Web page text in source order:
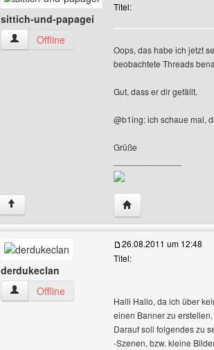
sittich-und-papagei
sittich-und-papagei Benutzer-Profile anzeigen
Offline
Titel:
Oops, das habe ich jetzt
beobachtete Threads
Gut, dass er dir gefällt.
@b1ing: ich schaue mal,
Grüße
↑ Website dieses
derdukeclan
derdukeclan Benutzer-Profile anzeigen
Offline
26.08.2011 um 12:48
Titel:
Halli Hallo, da ich über
einen Banner zu erstellen.
Darauf soll folgendes zu
-Szenen, bzw. kleine